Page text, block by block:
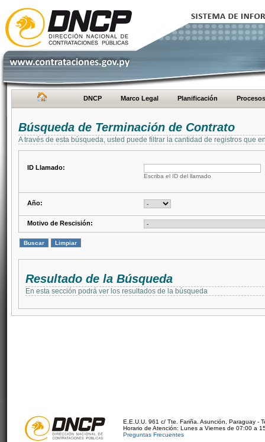
DNCP Marco Legal Planificación Procesos
Búsqueda de Terminación de Contrato
A través de esta búsqueda, usted puede filtrar la cantidad de registros que
ID Llamado:
Escriba el ID del llamado
Año:
Motivo de Rescisión:
Resultado de la Búsqueda
En esta sección podrá ver los resultados de la búsqueda
E.E.U.U. 961 c/ Tte. Fariña. Asunción, Paraguay -
Horario de Atención: Lunes a Viernes de 07:00 a
Preguntas Frecuentes